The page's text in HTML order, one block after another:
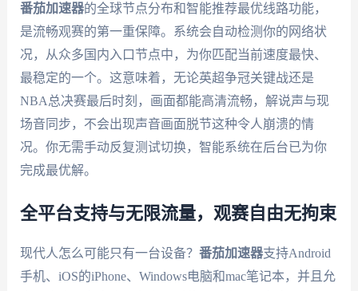
番茄加速器的全球节点分布和智能推荐最优线路功能，
是流畅观赛的第一重保障。系统会自动检测你的网络状
况，从众多国内入口节点中，为你匹配当前速度最快、
最稳定的一个。这意味着，无论英超争冠关键战还是
NBA总决赛最后时刻，画面都能高清流畅，解说声与现
场音同步，不会出现声音画面脱节这种令人崩溃的情
况。你无需手动反复测试切换，智能系统在后台已为你
完成最优解。
全平台支持与无限流量，观赛自由无拘束
现代人怎么可能只有一台设备？ 番茄加速器支持Android
手机、iOS的iPhone、Windows电脑和mac笔记本，并且允